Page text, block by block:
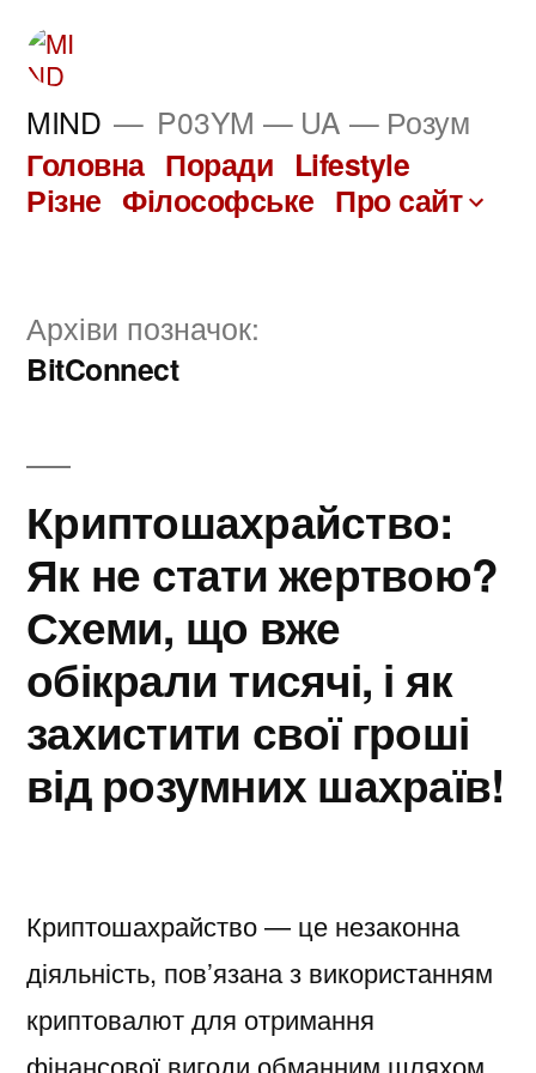
Перейти
вмісту
MIND P03YM — UA — Розум
Головна Поради Lifestyle
Різне Філософське Про сайт
Архіви позначок:
BitConnect
Криптошахрайство:
Як не стати жертвою?
Схеми, що вже
обікрали тисячі, і як
захистити свої гроші
від розумних шахраїв!
Криптошахрайство — це незаконна
діяльність, пов’язана з використанням
криптовалют для отримання
фінансової вигоди обманним шляхом.